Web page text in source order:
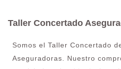
Taller Concertado
Somos el Taller Concertado
Aseguradoras. Nuestro